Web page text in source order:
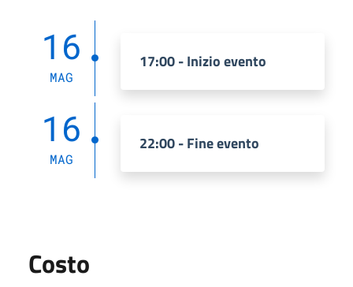
16
MAG
17:00 - Inizio evento
16
MAG
22:00 - Fine evento
Costo